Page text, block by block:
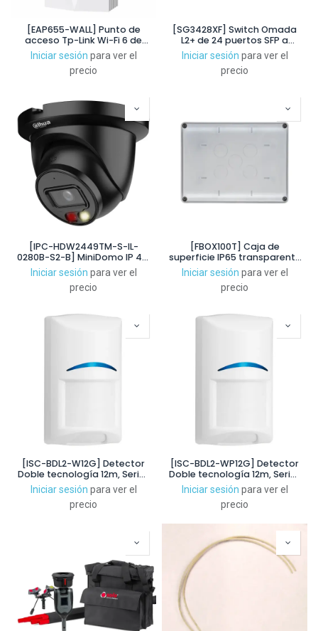
[EAP655-WALL] Punto de
acceso Tp-Link Wi-Fi 6 de
doble banda AX3
Iniciar sesión para ver el
precio
[SG3428XF] Switch Omada
L2+ de 24 puertos SFP a
Gigabit y 4 SFP+ a 10G
Iniciar sesión para ver el
precio
[IPC-HDW2449TM-S-IL-
0280B-S2-B] MiniDomo IP 4M
H265 Iluminación Dual
LED30m/IR30m 2.8mm IP67
PoE MIC AI. Color Negro
Iniciar sesión para ver el
precio
[FBOX100T] Caja de
superficie IP65 transparente
para alojamiento de
módulos serie ENEA (pack 5
un)
Iniciar sesión para ver el
precio
[ISC-BDL2-W12G] Detector
Doble tecnología 12m, Series
TriTech®. Grado 2
Iniciar sesión para ver el
precio
[ISC-BDL2-WP12G] Detector
Doble tecnología 12m, Series
TriTech® antimascotas
45Kg. Grado 2
Iniciar sesión para ver el
precio